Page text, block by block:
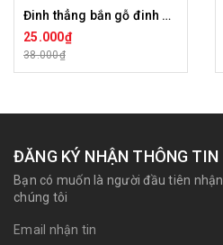
Đinh thẳng bắn gỗ đinh F sư tử đỏ F15 F20 F25 F30 F40 F50 DTBG-BL
25.000₫
38.000₫
ĐĂNG KÝ NHẬN THÔNG TIN
Bạn có muốn là người đầu tiên
chúng tôi